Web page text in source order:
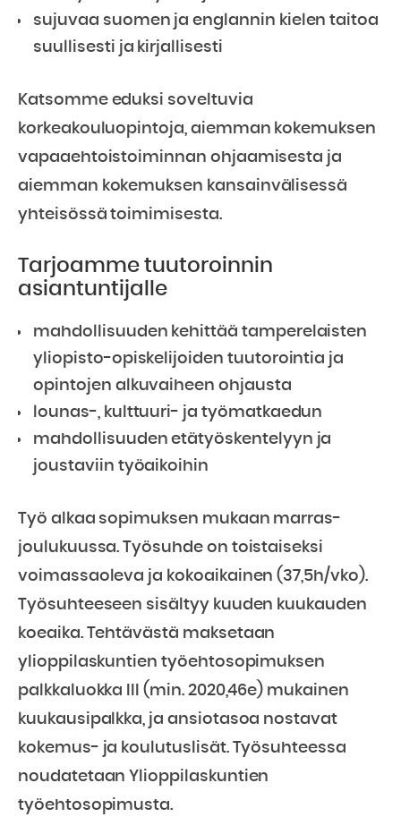
sujuvaa suomen ja englannin kielen taitoa
suullisesti ja kirjallisesti
Katsomme eduksi soveltuvia
korkeakouluopintoja, aiemman kokemuksen
vapaaehtoistoiminnan ohjaamisesta ja
aiemman kokemuksen kansainvälisessä
yhteisössä toimimisesta.
Tarjoamme tuutoroinnin
asiantuntijalle
mahdollisuuden kehittää tamperelaisten
yliopisto-opiskelijoiden tuutorointia ja
opintojen alkuvaiheen ohjausta
lounas-, kulttuuri- ja työmatkaedun
mahdollisuuden etätyöskentelyyn ja
joustaviin työaikoihin
Työ alkaa sopimuksen mukaan marras-
joulukuussa. Työsuhde on toistaiseksi
voimassaoleva ja kokoaikainen (37,5h/vko).
Työsuhteeseen sisältyy kuuden kuukauden
koeaika. Tehtävästä maksetaan
ylioppilaskuntien työehtosopimuksen
palkkaluokka III (min. 2020,46e) mukainen
kuukausipalkka, ja ansiotasoa nostavat
kokemus- ja koulutuslisät. Työsuhteessa
noudatetaan Ylioppilaskuntien
työehtosopimusta.